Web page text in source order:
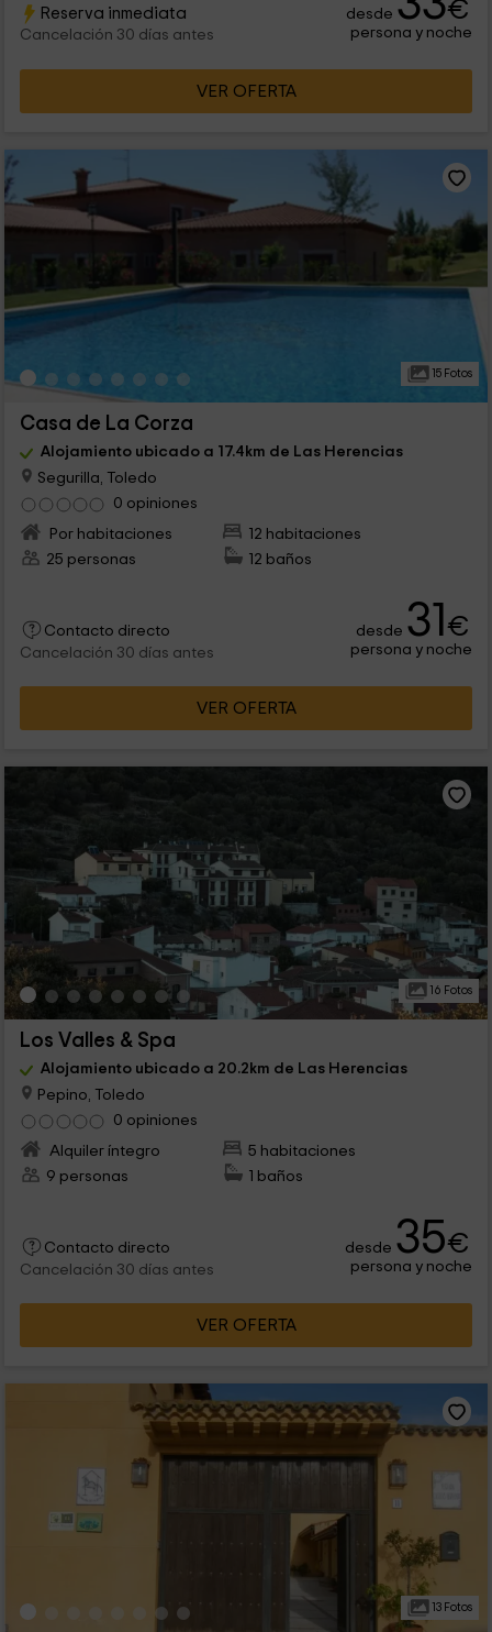
Reserva inmediata
Cancelación 30 días antes
desde €
persona y noche
VER OFERTA
15 Fotos
Casa de La Corza
Alojamiento ubicado a 17.4km de Las Herencias
Segurilla, Toledo
0 opiniones
Por habitaciones
12 habitaciones
25 personas
12 baños
Contacto directo
Cancelación 30 días antes
desde 31€
persona y noche
VER OFERTA
16 Fotos
Los Valles & Spa
Alojamiento ubicado a 20.2km de Las Herencias
Pepino, Toledo
0 opiniones
Alquiler íntegro
5 habitaciones
9 personas
1 baños
Contacto directo
Cancelación 30 días antes
desde 35€
persona y noche
VER OFERTA
13 Fotos